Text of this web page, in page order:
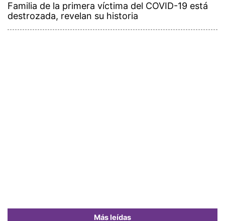
Familia de la primera víctima del COVID-19 está
destrozada, revelan su historia
Más leídas